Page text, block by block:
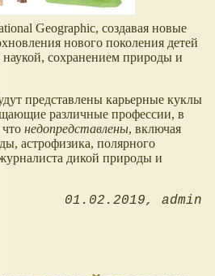
Geographic, создавая новые
нового поколения детей
наукой, сохранением природы и
представлены карьерные куклы
различные профессии, в
недопредставлены, включая
астрофизика, полярного
дикой природы и
01.02.2019 admin